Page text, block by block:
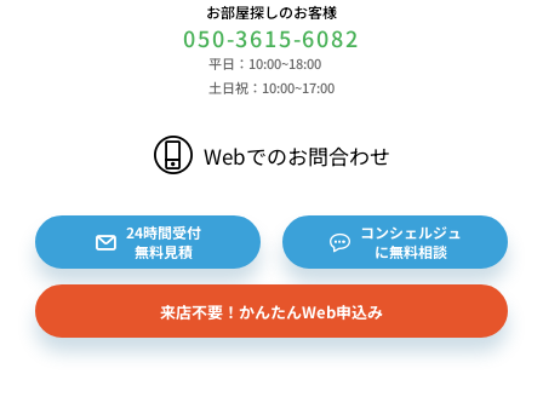
お部屋探しのお客様
050-3615-6082
平日：10:00~18:00
土日祝：10:00~17:00
Webでのお問合わせ
24時間受付
無料見積
コンシェルジュ
に無料相談
来店不要！かんたんWeb申込み